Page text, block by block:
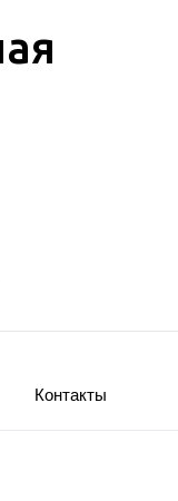
Контакты